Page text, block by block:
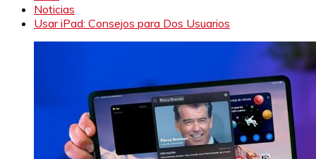
Noticias
Usar iPad: Consejos para Dos Usuarios